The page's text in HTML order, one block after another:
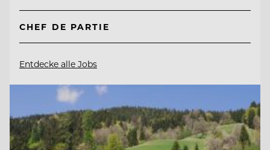
CHEF DE PARTIE
Entdecke alle Jobs